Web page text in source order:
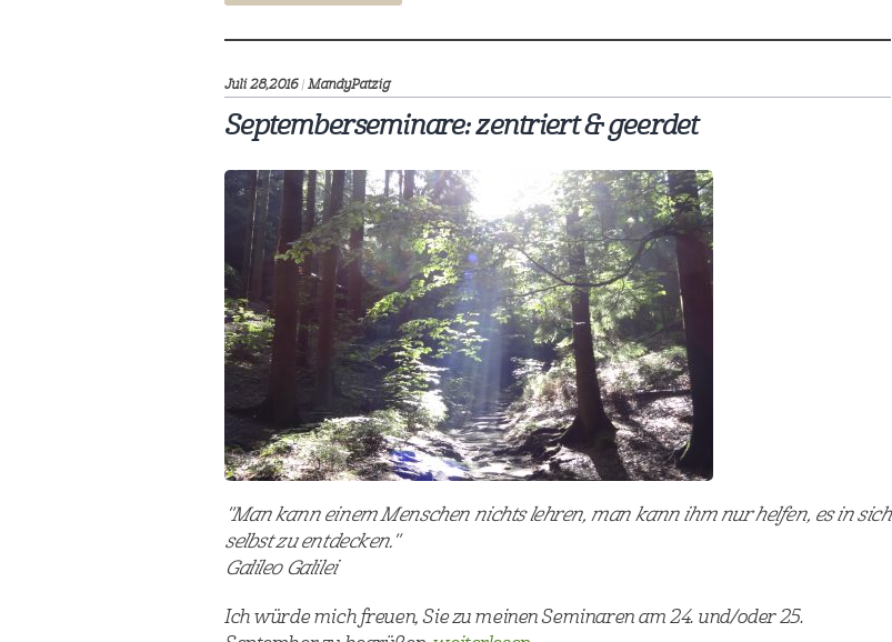
Juli 28,2016| MandyPatzig
Septemberseminare: zentriert & geerdet
"Man kann einem Menschen nichts lehren, man kann ihm nur helfen, es in sich
selbst zu entdecken."
Galileo Galilei
Ich würde mich freuen, Sie zu meinen Seminaren am 24. und/oder 25.